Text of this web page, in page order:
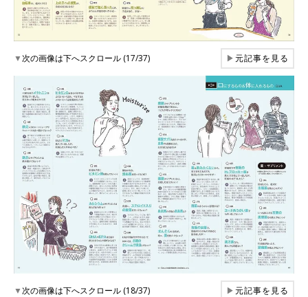
▼次の画像は下へスクロール (17/37) ▶元記事を見る
▼次の画像は下へスクロール (18/37) ▶元記事を見る